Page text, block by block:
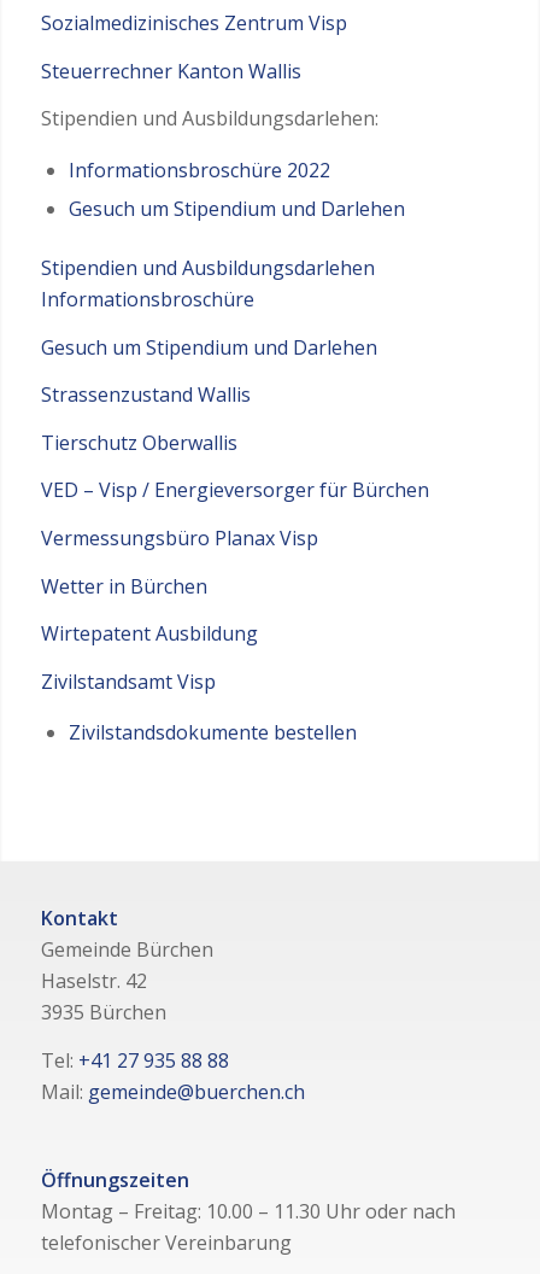
Sozialmedizinisches Zentrum Visp
Steuerrechner Kanton Wallis
Stipendien und Ausbildungsdarlehen:
Informationsbroschüre 2022
Gesuch um Stipendium und Darlehen
Stipendien und Ausbildungsdarlehen
Informationsbroschüre
Gesuch um Stipendium und Darlehen
Strassenzustand Wallis
Tierschutz Oberwallis
VED – Visp / Energieversorger für Bürchen
Vermessungsbüro Planax Visp
Wetter in Bürchen
Wirtepatent Ausbildung
Zivilstandsamt Visp
Zivilstandsdokumente bestellen
Kontakt
Gemeinde Bürchen
Haselstr. 42
3935 Bürchen
Tel: +41 27 935 88 88
Mail: gemeinde@buerchen.ch
Öffnungszeiten
Montag – Freitag: 10.00 – 11.30 Uhr oder nach
telefonischer Vereinbarung